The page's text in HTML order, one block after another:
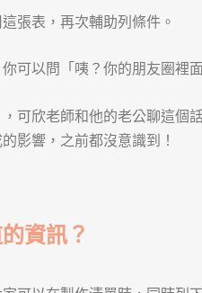
張表，再次輔助列條件。
可以問「咦？你的朋友圈裡
可欣老師和他的老公聊這個
影響，之前都沒意識到！
資訊？